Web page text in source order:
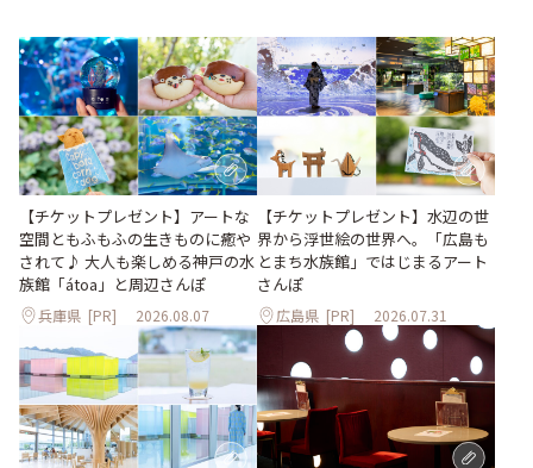
【チケットプレゼント】アートな
空間ともふもふの生きものに癒や
されて♪ 大人も楽しめる神戸の水
族館「átoa」と周辺さんぽ
兵庫県 [PR] 2026.08.07
【チケットプレゼント】水辺の世
界から浮世絵の世界へ。「広島も
とまち水族館」ではじまるアート
さんぽ
広島県 [PR] 2026.07.31